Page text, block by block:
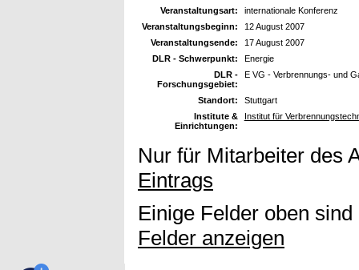
Veranstaltungsart:
internationale Konferenz
Veranstaltungsbeginn:
12 August 2007
Veranstaltungsende:
17 August 2007
DLR - Schwerpunkt:
Energie
DLR -
Forschungsgebiet:
E VG - Verbrennungs- und
Standort:
Stuttgart
Institute &
Einrichtungen:
Institut für
Nur für Mitarbeiter des
Eintrags
Einige Felder oben
Felder anzeigen